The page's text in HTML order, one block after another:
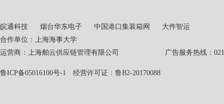
皖通科技 烟台华东电子 中国港口集装箱网
大件智运
合作单位：上海海事大学
运营商：上海舶云供应链管理有限公司 广告服务热线：021-
鲁ICP备05016100号-1 经营许可证：鲁B2-20170088